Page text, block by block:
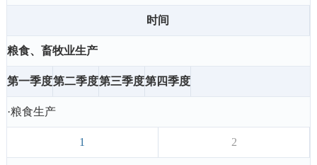
时间
粮食、畜牧业生产
第一季度第二季度第三季度第四季度
·粮食生产
1 2